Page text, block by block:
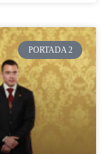
PORTADA 2